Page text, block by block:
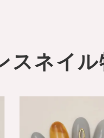
スネイル